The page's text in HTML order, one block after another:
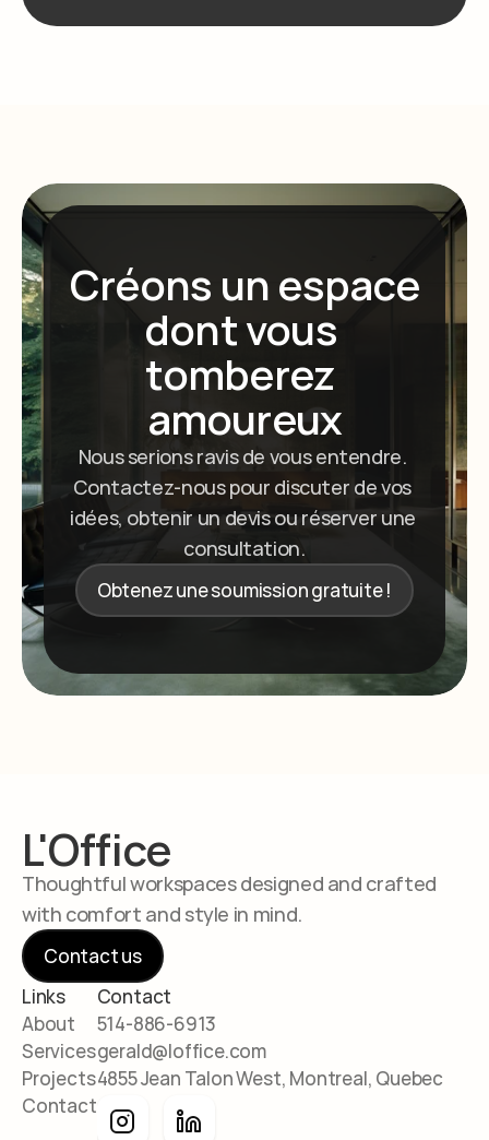
Créons un espace
dont vous
tomberez
amoureux
Nous serions ravis de vous entendre.
Contactez-nous pour discuter de vos
idées, obtenir un devis ou réserver une
consultation.
Obtenez une soumission gratuite !
L'Office
Thoughtful workspaces designed and crafted
with comfort and style in mind.
Contact us
Links
About
Services
Projects
Contact
Contact
514-886-6913
gerald@loffice.com
4855 Jean Talon West, Montreal, Quebec